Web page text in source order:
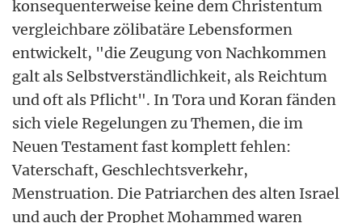
konsequenterweise keine dem Christentum
vergleichbare zölibatäre Lebensformen
entwickelt, "die Zeugung von Nachkommen
galt als Selbstverständlichkeit, als Reichtum
und oft als Pflicht". In Tora und Koran fänden
sich viele Regelungen zu Themen, die im
Neuen Testament fast komplett fehlen:
Vaterschaft, Geschlechtsverkehr,
Menstruation. Die Patriarchen des alten Israel
und auch der Prophet Mohammed waren